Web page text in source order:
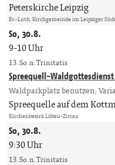
Peterskirche Leipzig
Ev.-Luth. Kirchgemeinde im Leipziger
So, 30.8.
9-10 Uhr
13. So. n. Trinitatis
Spreequell-
Waldparkplatz benutzen;
Spreequelle auf dem
Kirchenbezirk Löbau-Zittau
So, 30.8.
9:30 Uhr
13. So. n. Trinitatis